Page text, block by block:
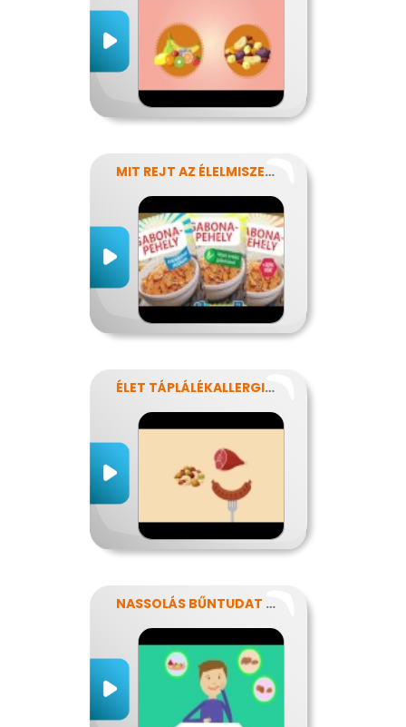
MIT REJT AZ ÉLELMISZERCÍMKE?
ÉLET TÁPLÁLÉKALLERGIÁVAL
NASSOLÁS BŰNTUDAT NÉLKÜL